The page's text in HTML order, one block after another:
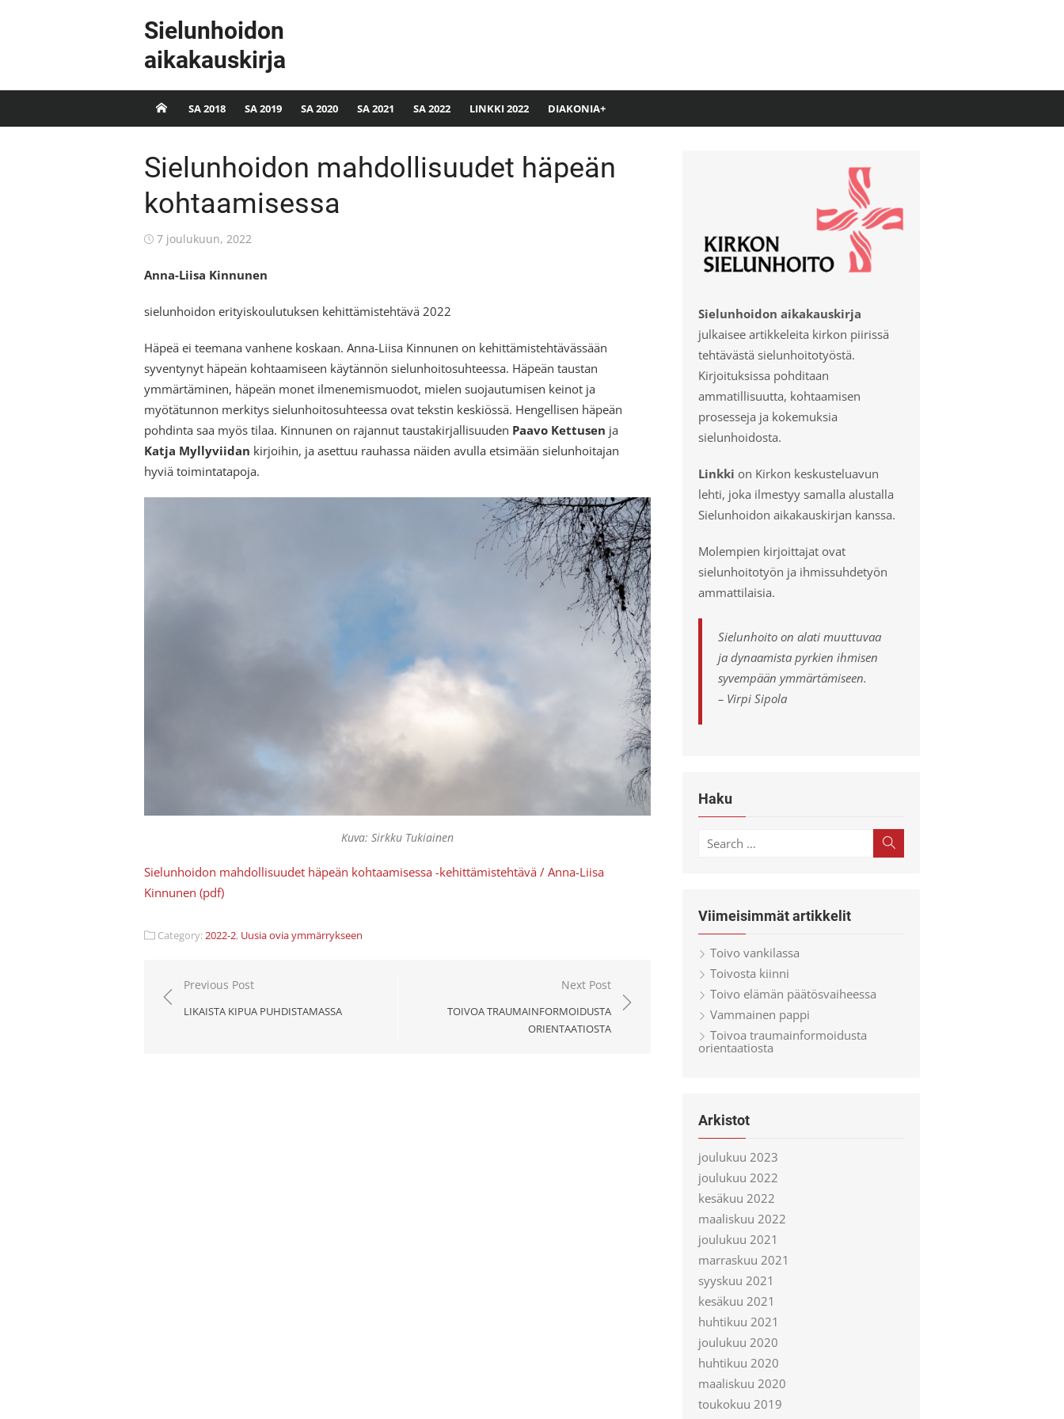
Sielunhoidon
aikakauskirja
SA 2018 SA 2019 SA 2020 SA 2021 SA 2022 LINKKI 2022 DIAKONIA+
Sielunhoidon mahdollisuudet häpeän
kohtaamisessa
Posted
7 joulukuun, 2022
Anna-Liisa Kinnunen
sielunhoidon erityiskoulutuksen kehittämistehtävä 2022
Häpeä ei teemana vanhene koskaan. Anna-Liisa Kinnunen on kehittämistehtävässään
syventynyt häpeän kohtaamiseen käytännön sielunhoitosuhteessa. Häpeän taustan
ymmärtäminen, häpeän monet ilmenemismuodot, mielen suojautumisen keinot ja
myötätunnon merkitys sielunhoitosuhteessa ovat tekstin keskiössä. Hengellisen häpeän
pohdinta saa myös tilaa. Kinnunen on rajannut taustakirjallisuuden Paavo Kettusen ja
Katja Myllyviidan kirjoihin, ja asettuu rauhassa näiden avulla etsimään sielunhoitajan
hyviä toimintatapoja.
Kuva: Sirkku Tukiainen
Sielunhoidon mahdollisuudet häpeän kohtaamisessa -kehittämistehtävä / Anna-Liisa
Kinnunen (pdf)
Category:2022-2, Uusia ovia ymmärrykseen
Artikkelien
selaus
Previous Post
LIKAISTA KIPUA PUHDISTAMASSA
Next Post
TOIVOA TRAUMAINFORMOIDUSTA
ORIENTAATIOSTA
Sielunhoidon aikakauskirja
julkaisee artikkeleita kirkon piirissä
tehtävästä sielunhoitotyöstä.
Kirjoituksissa pohditaan
ammatillisuutta, kohtaamisen
prosesseja ja kokemuksia
sielunhoidosta.
Linkki on Kirkon keskusteluavun
lehti, joka ilmestyy samalla alustalla
Sielunhoidon aikakauskirjan kanssa.
Molempien kirjoittajat ovat
sielunhoitotyön ja ihmissuhdetyön
ammattilaisia.
Sielunhoito on alati muuttuvaa
ja dynaamista pyrkien ihmisen
syvempään ymmärtämiseen.
– Virpi Sipola
Haku
Search
Viimeisimmät artikkelit
Toivo vankilassa
Toivosta kiinni
Toivo elämän päätösvaiheessa
Vammainen pappi
Toivoa traumainformoidusta
orientaatiosta
Arkistot
joulukuu 2023
joulukuu 2022
kesäkuu 2022
maaliskuu 2022
joulukuu 2021
marraskuu 2021
syyskuu 2021
kesäkuu 2021
huhtikuu 2021
joulukuu 2020
huhtikuu 2020
maaliskuu 2020
toukokuu 2019